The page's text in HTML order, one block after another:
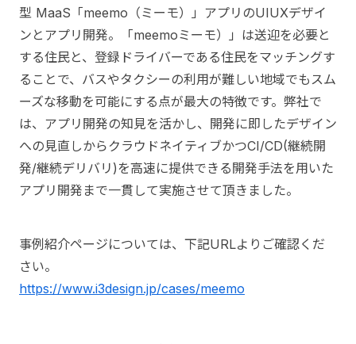
型 MaaS「meemo（ミーモ）」アプリのUIUXデザイ
ンとアプリ開発。「meemoミーモ）」は送迎を必要と
する住民と、登録ドライバーである住民をマッチングす
ることで、バスやタクシーの利用が難しい地域でもスム
ーズな移動を可能にする点が最大の特徴です。弊社で
は、アプリ開発の知見を活かし、開発に即したデザイン
への見直しからクラウドネイティブかつCI/CD(継続開
発/継続デリバリ)を高速に提供できる開発手法を用いた
アプリ開発まで一貫して実施させて頂きました。
事例紹介ページについては、下記URLよりご確認くだ
さい。
https://www.i3design.jp/cases/meemo